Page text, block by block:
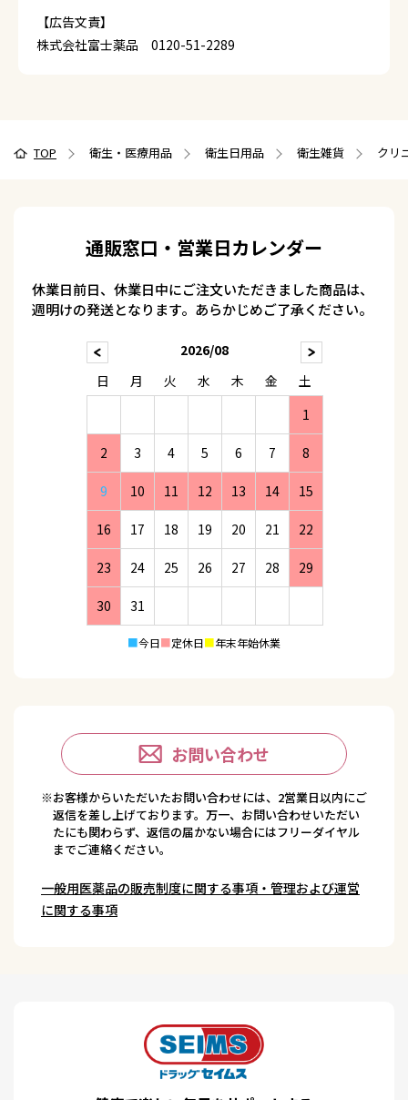
【広告文責】
株式会社富士薬品 0120-51-2289
TOP 衛生・医療用品 衛生日用品 衛生雑貨 クリ
通販窓口・営業日カレンダー
休業日前日、休業日中にご注文いただきました商品は、
週明けの発送となります。あらかじめご了承ください。
2026/08
日
月 火 水 木 金
土
1
2 3 4 5 6 7 8
9 10 11 12 13 14 15
16 17 18 19 20 21 22
23 24 25 26 27 28 29
30 31
■今日■定休日■年末年始休業
お問い合わせ
※お客様からいただいたお問い合わせには、2営業日以内にご
返信を差し上げております。万一、お問い合わせいただい
たにも関わらず、返信の届かない場合にはフリーダイヤル
までご連絡ください。
一般用医薬品の販売制度に関する事項・管理および運営
に関する事項